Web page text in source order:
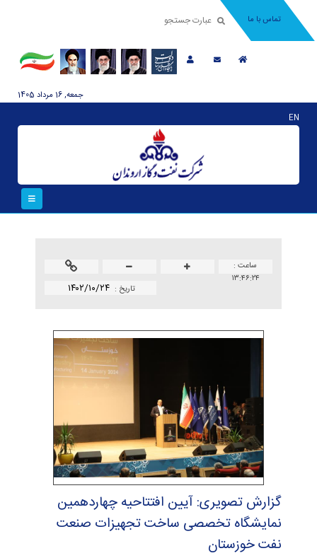
تماس با ما
جمعه, 16 مرداد 1405
EN
ساعت :
۱۳:۴۶:۲۴
تاريخ : ۱۴۰۲/۱۰/۲۴
گزارش تصویری: آیین افتتاحیه چهاردهمین
نمایشگاه تخصصی ساخت تجهیزات صنعت
نفت خوزستان